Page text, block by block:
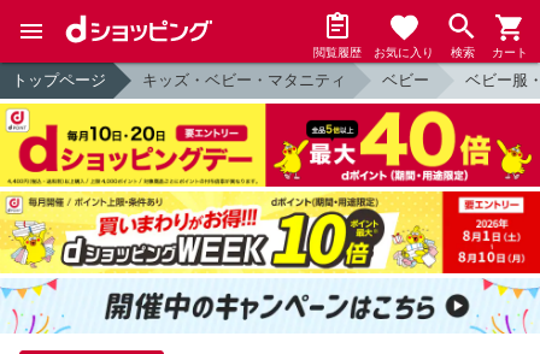
閲覧履歴 お気に入り 検索 カート
トップページ キッズ・ベビー・マタニティ ベビー ベビー服